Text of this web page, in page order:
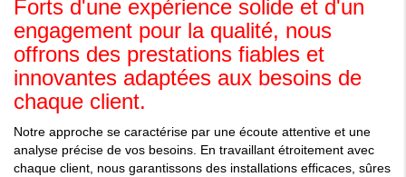
Forts d'une expérience solide et d'un
engagement pour la qualité, nous
offrons des prestations fiables et
innovantes adaptées aux besoins de
chaque client.
Notre approche se caractérise par une écoute attentive et une
analyse précise de vos besoins. En travaillant étroitement avec
chaque client, nous garantissons des installations efficaces, sûres